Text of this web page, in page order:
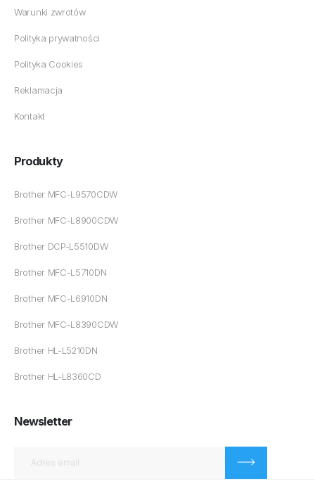
Warunki zwrotów
Polityka prywatności
Polityka Cookies
Reklamacja
Kontakt
Produkty
Brother MFC-L9570CDW
Brother MFC-L8900CDW
Brother DCP-L5510DW
Brother MFC-L5710DN
Brother MFC-L6910DN
Brother MFC-L8390CDW
Brother HL-L5210DN
Brother HL-L8360CD
Newsletter